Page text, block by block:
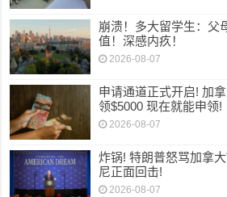
崩溃！多大留学生：父
值！深感内疚！
2026-08-07
申请通道正式开启! 加
领$5000 现在就能申领!
2026-08-07
炸锅! 特朗普怒骂加拿
尼正面回击!
2026-08-07